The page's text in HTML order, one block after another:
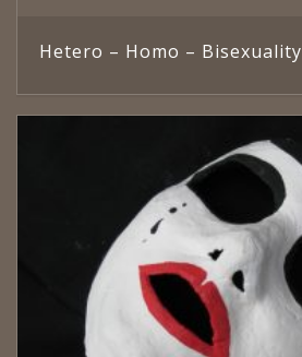
Hetero – Homo – Bisexuality